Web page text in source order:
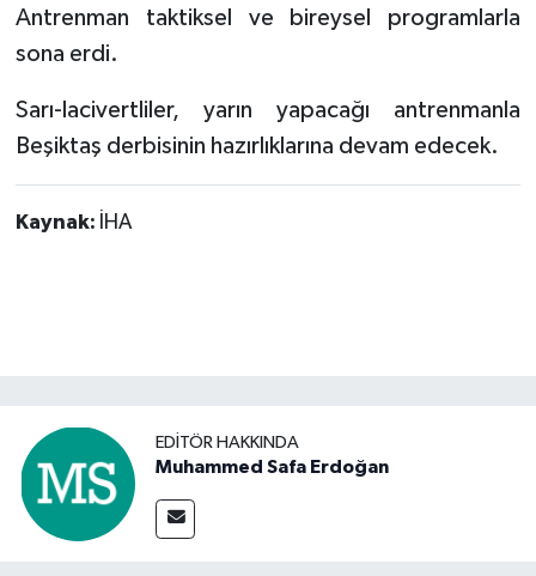
Antrenman taktiksel ve bireysel programlarla
sona erdi.
Sarı-lacivertliler, yarın yapacağı antrenmanla
Beşiktaş derbisinin hazırlıklarına devam edecek.
Kaynak: İHA
EDITÖR HAKKINDA
Muhammed Safa Erdoğan